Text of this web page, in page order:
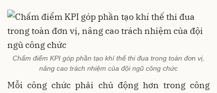
Chấm điểm KPI góp phần tạo khí thế thi đua trong toàn đơn vị,
nâng cao trách nhiệm của đội ngũ công chức
Mỗi công chức phải chủ động hơn trong công